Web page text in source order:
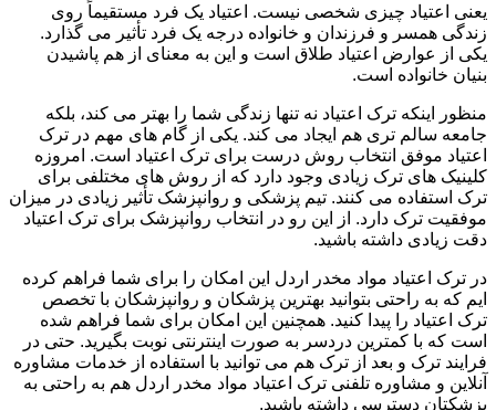
یعنی اعتیاد چیزی شخصی نیست. اعتیاد یک فرد مستقیماً روی
زندگی همسر و فرزندان و خانواده درجه یک فرد تأثیر می گذارد.
یکی از عوارض اعتیاد طلاق است و این به معنای از هم پاشیدن
بنیان خانواده است.
منظور اینکه ترک اعتیاد نه تنها زندگی شما را بهتر می کند، بلکه
جامعه سالم تری هم ایجاد می کند. یکی از گام های مهم در ترک
اعتیاد موفق انتخاب روش درست برای ترک اعتیاد است. امروزه
کلینیک های ترک زیادی وجود دارد که از روش های مختلفی برای
ترک استفاده می کنند. تیم پزشکی و روانپزشک تأثیر زیادی در میزان
موفقیت ترک دارد. از این رو در انتخاب روانپزشک برای ترک اعتیاد
دقت زیادی داشته باشید.
در ترک اعتیاد مواد مخدر اردل این امکان را برای شما فراهم کرده
ایم که به راحتی بتوانید بهترین پزشکان و روانپزشکان با تخصص
ترک اعتیاد را پیدا کنید. همچنین این امکان برای شما فراهم شده
است که با کمترین دردسر به صورت اینترنتی نوبت بگیرید. حتی در
فرایند ترک و بعد از ترک هم می توانید با استفاده از خدمات مشاوره
آنلاین و مشاوره تلفنی ترک اعتیاد مواد مخدر اردل هم به راحتی به
پزشکتان دسترسی داشته باشید.